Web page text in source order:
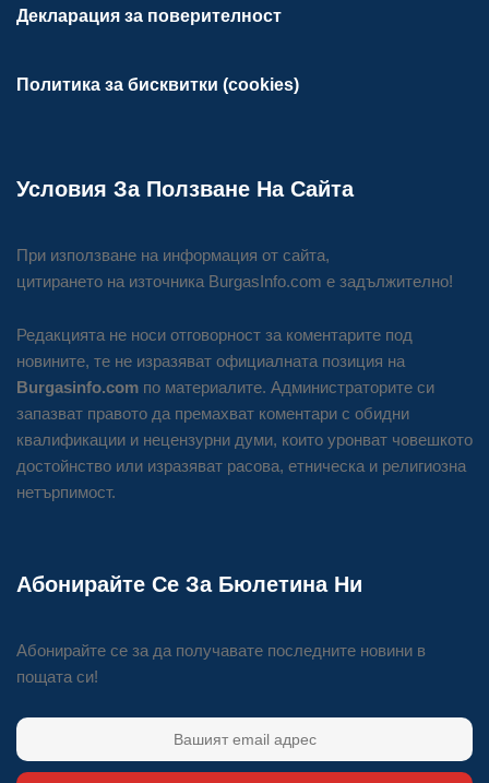
Декларация за поверителност
Политика за бисквитки (cookies)
Условия За Ползване На Сайта
При използване на информация от сайта,
цитирането на източника BurgasInfo.com е задължително!
Редакцията не носи отговорност за коментарите под
новините, те не изразяват официалната позиция на
Burgasinfo.com по материалите. Администраторите си
запазват правото да премахват коментари с обидни
квалификации и нецензурни думи, които уронват човешкото
достойнство или изразяват расова, етническа и религиозна
нетърпимост.
Абонирайте Се За Бюлетина Ни
Абонирайте се за да получавате последните новини в
пощата си!